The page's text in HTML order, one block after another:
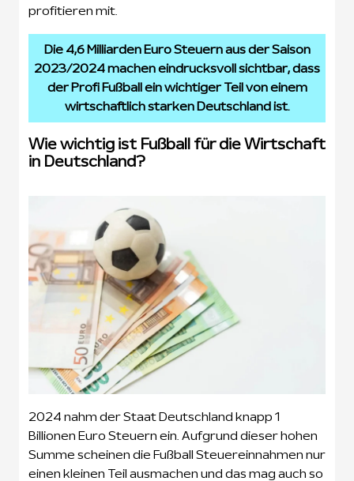
profitieren mit.
Die 4,6 Milliarden Euro Steuern aus der Saison
2023/2024 machen eindrucksvoll sichtbar, dass
der Profi Fußball ein wichtiger Teil von einem
wirtschaftlich starken Deutschland ist.
Wie wichtig ist Fußball für die Wirtschaft
in Deutschland?
2024 nahm der Staat Deutschland knapp 1
Billionen Euro Steuern ein. Aufgrund dieser hohen
Summe scheinen die Fußball Steuereinnahmen nur
einen kleinen Teil ausmachen und das mag auch so